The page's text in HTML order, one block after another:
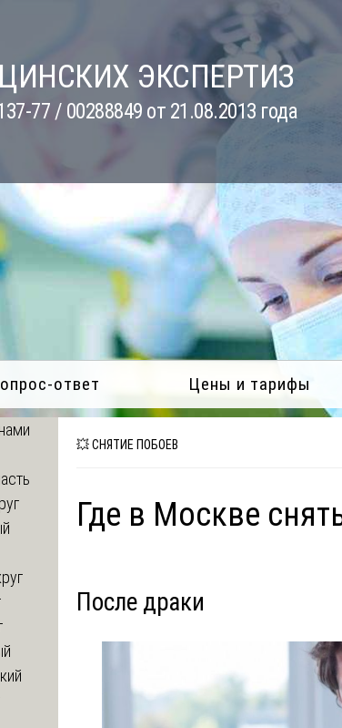
ЭКСПЕРТИЗ
77 / 00288849 от 21.08.2013 года
ответ Цены и тарифы
💥 СНЯТИЕ ПОБОЕВ
Где в Москве
После драки